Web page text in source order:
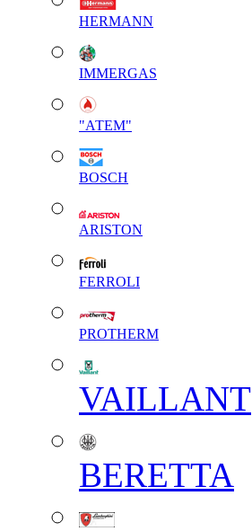
HERMANN
IMMERGAS
"АТЕМ"
BOSCH
ARISTON
FERROLI
PROTHERM
VAILLANT
BERETTA